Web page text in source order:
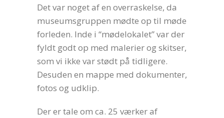
Det var noget af en overraskelse, da
museumsgruppen mødte op til møde
forleden. Inde i “mødelokalet” var der
fyldt godt op med malerier og skitser,
som vi ikke var stødt på tidligere.
Desuden en mappe med dokumenter,
fotos og udklip.
Der er tale om ca. 25 værker af